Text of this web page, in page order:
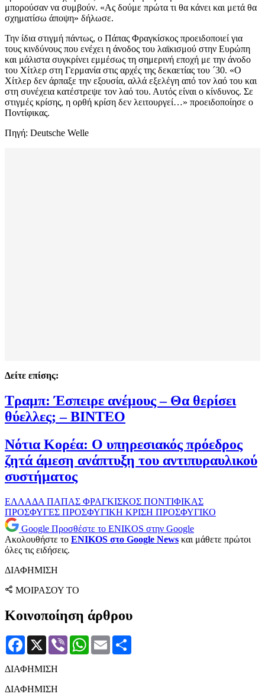
μπορούσαν να συμβούν. «Ας δούμε πρώτα τι θα κάνει και μετά θα
σχηματίσω άποψη» δήλωσε.
Την ίδια στιγμή πάντως, ο Πάπας Φραγκίσκος προειδοποιεί για
τους κινδύνους που ενέχει η άνοδος του λαϊκισμού στην Ευρώπη
και μάλιστα συγκρίνει εμμέσως τη σημερινή εποχή με την άνοδο
του Χίτλερ στη Γερμανία στις αρχές της δεκαετίας του ´30. «Ο
Χίτλερ δεν άρπαξε την εξουσία, αλλά εξελέγη από τον λαό του και
στη συνέχεια κατέστρεψε τον λαό του. Αυτός είναι ο κίνδυνος. Σε
στιγμές κρίσης, η ορθή κρίση δεν λειτουργεί…» προειδοποίησε ο
Ποντίφικας.
Πηγή: Deutsche Welle
Δείτε επίσης:
Τραμπ: Έσπειρε ανέμους – Θα θερίσει
θύελλες; – ΒΙΝΤΕΟ
Νότια Κορέα: Ο υπηρεσιακός πρόεδρος
ζητά άμεση ανάπτυξη του αντιπυραυλικού
συστήματος
ΕΛΛΑΔΑ ΠΑΠΑΣ ΦΡΑΓΚΙΣΚΟΣ ΠΟΝΤΙΦΙΚΑΣ
ΠΡΟΣΦΥΓΕΣ ΠΡΟΣΦΥΓΙΚΗ ΚΡΙΣΗ ΠΡΟΣΦΥΓΙΚΟ
Google Προσθέστε το ENIKOS στην Google
Ακολουθήστε το ENIKOS στο Google News και μάθετε πρώτοι
όλες τις ειδήσεις.
ΔΙΑΦΗΜΙΣΗ
ΜΟΙΡΑΣΟΥ ΤΟ
Κοινοποίηση άρθρου
Facebook
X Viber WhatsApp
Email
ΔΙΑΦΗΜΙΣΗ
ΔΙΑΦΗΜΙΣΗ